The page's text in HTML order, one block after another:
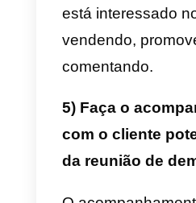
que o
vender, ela
produto que
a ela. Em
dizer a eles
deseja